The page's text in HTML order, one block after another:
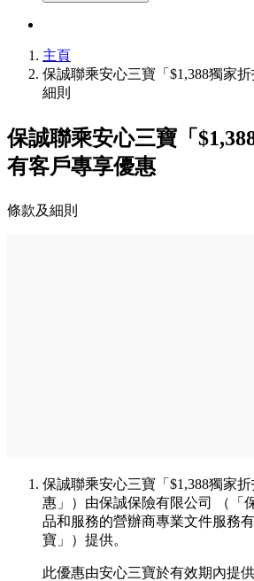
主頁
保誠聯乘安心三寶「$1,388獨家
細則
保誠聯乘安心三寶「
有客戶專享優惠
條款及細則
保誠聯乘安心三寶「$1,388獨家
惠」）由保誠保險有限公司 （「
品和服務的營辦商專業文件服務
寶」）提供。
此優惠由安心三寶於有效期內提